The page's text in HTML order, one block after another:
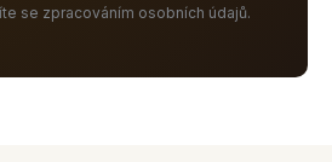
se zpracováním osobních údajů.